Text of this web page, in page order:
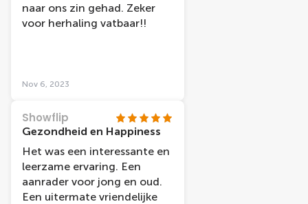
naar ons zin gehad. Zeker
voor herhaling vatbaar!!
Nov 6, 2023
Showflip
Gezondheid en Happiness
Het was een interessante en
leerzame ervaring. Een
aanrader voor jong en oud.
Een uitermate vriendelijke